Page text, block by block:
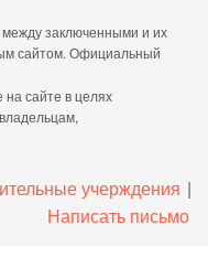
заключенными и их
сайтом. Официальный
сайте в целях
учерждения |
Написать письмо